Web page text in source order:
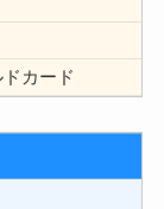
カード